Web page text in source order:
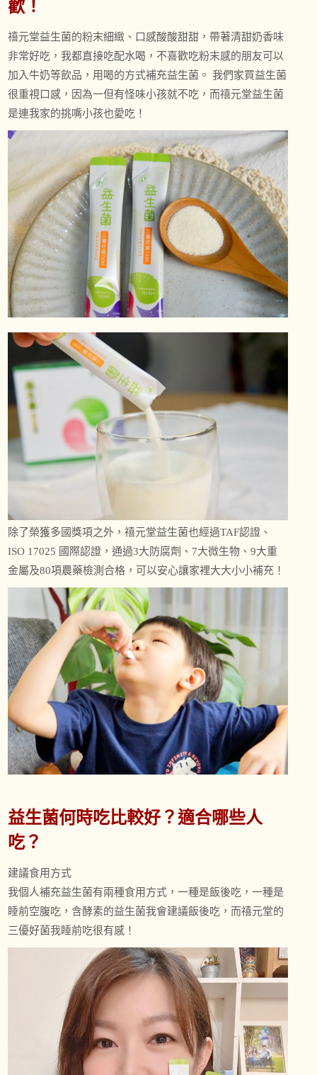
歡！
禧元堂益生菌的粉末細緻、口感酸酸甜甜，帶著清甜奶香味
非常好吃，我都直接吃配水喝，不喜歡吃粉末感的朋友可以
加入牛奶等飲品，用喝的方式補充益生菌。 我們家買益生菌
很重視口感，因為一但有怪味小孩就不吃，而禧元堂益生菌
是連我家的挑嘴小孩也愛吃！
除了榮獲多國獎項之外，禧元堂益生菌也經過TAF認證、
ISO 17025 國際認證，通過3大防腐劑、7大微生物、9大重
金屬及80項農藥檢測合格，可以安心讓家裡大大小小補充！
益生菌何時吃比較好？適合哪些人
吃？
建議食用方式
我個人補充益生菌有兩種食用方式，一種是飯後吃，一種是
睡前空腹吃，含酵素的益生菌我會建議飯後吃，而禧元堂的
三優好菌我睡前吃很有感！